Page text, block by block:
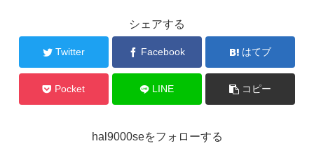
シェアする
Twitter Facebook はてブ
Pocket LINE コピー
hal9000seをフォローする